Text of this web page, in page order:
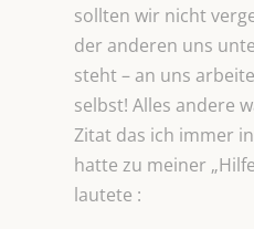
sollten wir nicht
der anderen uns
steht – an uns
selbst! Alles andere
Zitat das ich immer
hatte zu meiner
lautete :